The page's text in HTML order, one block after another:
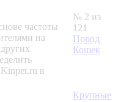
частоты
на
в
№ 2 из
121
Пород
Кошек
Крупные